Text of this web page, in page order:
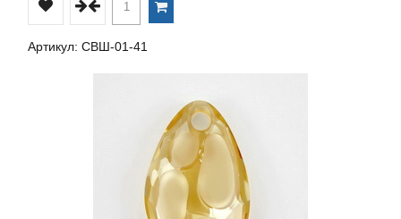
Артикул: СВШ-01-41